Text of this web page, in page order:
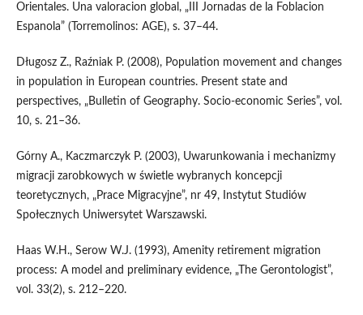
Orientales. Una valoracion global, „III Jornadas de la Foblacion
Espanola” (Torremolinos: AGE), s. 37–44.
Długosz Z., Raźniak P. (2008), Population movement and changes
in population in European countries. Present state and
perspectives, „Bulletin of Geography. Socio‑economic Series”, vol.
10, s. 21–36.
Górny A., Kaczmarczyk P. (2003), Uwarunkowania i mechanizmy
migracji zarobkowych w świetle wybranych koncepcji
teoretycznych, „Prace Migracyjne”, nr 49, Instytut Studiów
Społecznych Uniwersytet Warszawski.
Haas W.H., Serow W.J. (1993), Amenity retirement migration
process: A model and preliminary evidence, „The Gerontologist”,
vol. 33(2), s. 212–220.